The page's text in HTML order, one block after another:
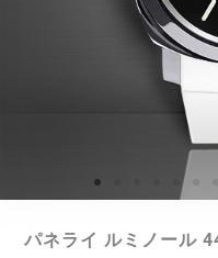
パネライ ルミノール